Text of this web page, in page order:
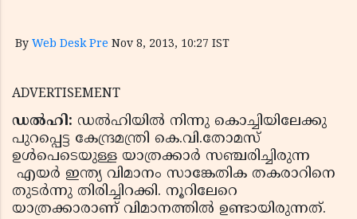
By Web Desk Pre Nov 8, 2013, 10:27 IST
ADVERTISEMENT
ഡല്‍ഹി: ഡല്‍ഹിയില്‍ നിന്നു കൊച്ചിയിലേക്കു
പുറപ്പെട്ട കേന്ദ്രമന്ത്രി കെ.വി.തോമസ്
ഉള്‍പെടെയുള്ള യാത്രക്കാര്‍ സഞ്ചരിച്ചിരുന്ന
എയര്‍ ഇന്ത്യ വിമാനം സാങ്കേതിക തകരാറിനെ
തുടര്‍ന്നു തിരിച്ചിറക്കി. നൂറിലേറെ
യാത്രക്കാരാണ് വിമാനത്തില്‍ ഉണ്ടായിരുന്നത്.